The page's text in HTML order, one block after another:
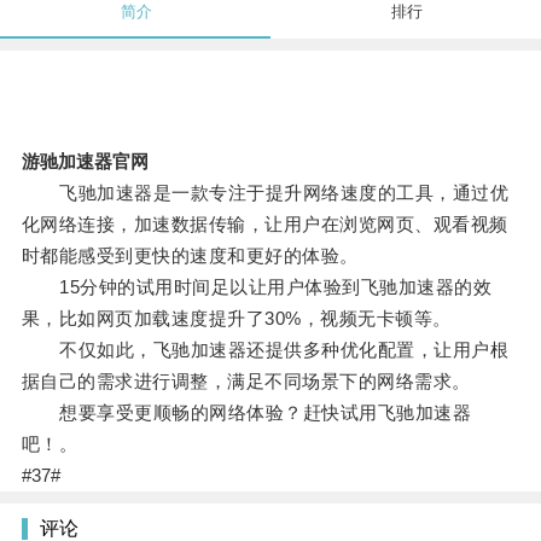
简介 排行
游驰加速器官网
飞驰加速器是一款专注于提升网络速度的工具，通过优
化网络连接，加速数据传输，让用户在浏览网页、观看视频
时都能感受到更快的速度和更好的体验。
15分钟的试用时间足以让用户体验到飞驰加速器的效
果，比如网页加载速度提升了30%，视频无卡顿等。
不仅如此，飞驰加速器还提供多种优化配置，让用户根
据自己的需求进行调整，满足不同场景下的网络需求。
想要享受更顺畅的网络体验？赶快试用飞驰加速器
吧！。
#37#
评论